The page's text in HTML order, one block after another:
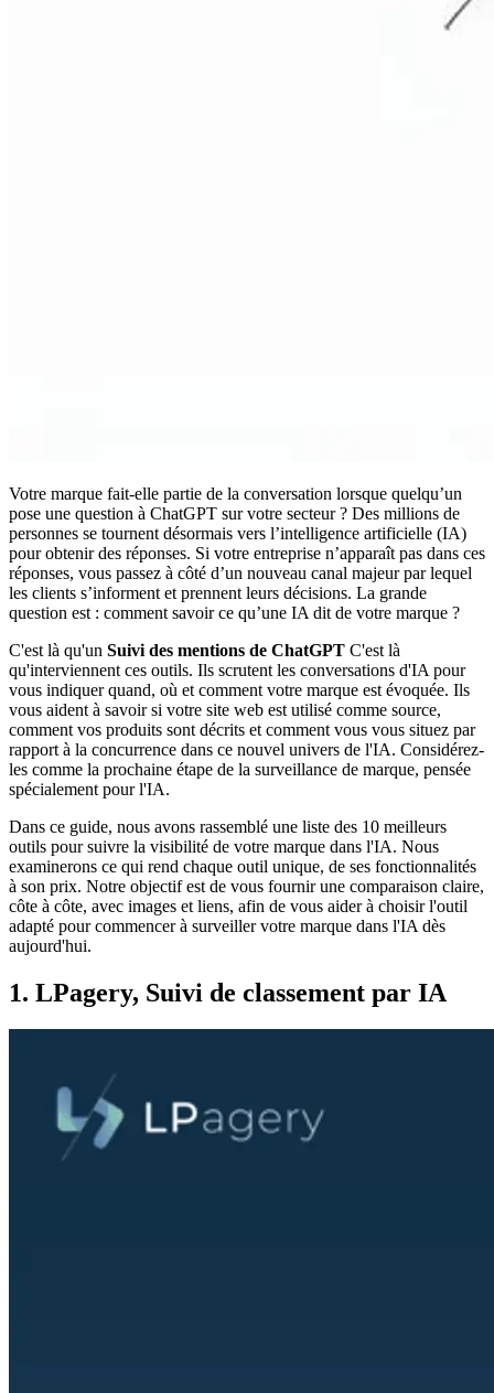
Votre marque fait‑elle partie de la conversation lorsque quelqu’un
pose une question à ChatGPT sur votre secteur ? Des millions de
personnes se tournent désormais vers l’intelligence artificielle (IA)
pour obtenir des réponses. Si votre entreprise n’apparaît pas dans ces
réponses, vous passez à côté d’un nouveau canal majeur par lequel
les clients s’informent et prennent leurs décisions. La grande
question est : comment savoir ce qu’une IA dit de votre marque ?
C'est là qu'un Suivi des mentions de ChatGPT C'est là
qu'interviennent ces outils. Ils scrutent les conversations d'IA pour
vous indiquer quand, où et comment votre marque est évoquée. Ils
vous aident à savoir si votre site web est utilisé comme source,
comment vos produits sont décrits et comment vous vous situez par
rapport à la concurrence dans ce nouvel univers de l'IA. Considérez-
les comme la prochaine étape de la surveillance de marque, pensée
spécialement pour l'IA.
Dans ce guide, nous avons rassemblé une liste des 10 meilleurs
outils pour suivre la visibilité de votre marque dans l'IA. Nous
examinerons ce qui rend chaque outil unique, de ses fonctionnalités
à son prix. Notre objectif est de vous fournir une comparaison claire,
côte à côte, avec images et liens, afin de vous aider à choisir l'outil
adapté pour commencer à surveiller votre marque dans l'IA dès
aujourd'hui.
1. LPagery, Suivi de classement par IA